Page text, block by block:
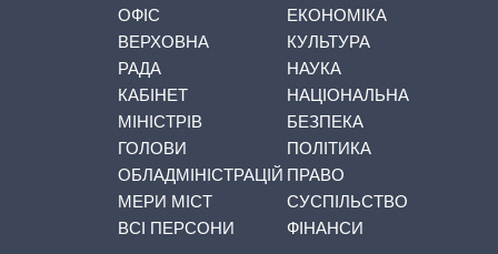
ОФІС
ВЕРХОВНА
РАДА
КАБІНЕТ
МІНІСТРІВ
ГОЛОВИ
ОБЛАДМІНІСТРАЦІЙ
МЕРИ МІСТ
ВСІ ПЕРСОНИ
ЕКОНОМІКА
КУЛЬТУРА
НАУКА
НАЦІОНАЛЬНА
БЕЗПЕКА
ПОЛІТИКА
ПРАВО
СУСПІЛЬСТВО
ФІНАНСИ